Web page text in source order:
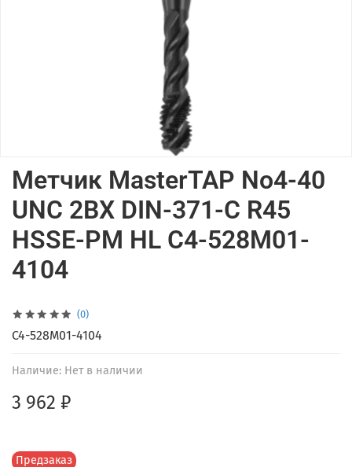
(0)
Наличие: Нет в наличии
Предзаказ
Метчик MasterTAP No4-40
UNC 2BX DIN-371-C R45
HSSE-PM HL C4-528M01-
4104
3 962 ₽
C4-528M01-4104